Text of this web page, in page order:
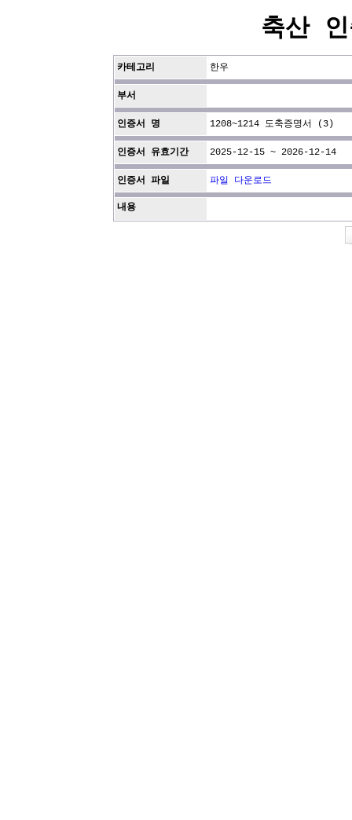
축산
카테고리 한우
부서
인증서 명 1208~1214 도축증명서 (3)
인증서 유효기간 2025-12-15 ~ 2026-12-14
인증서 파일 파일 다운로드
내용